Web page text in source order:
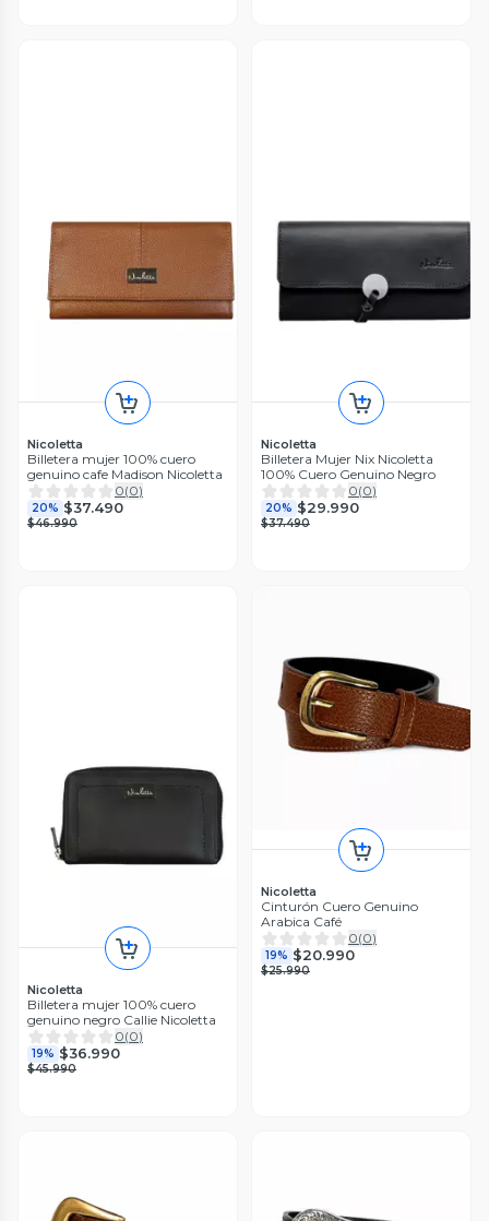
Nicoletta
Billetera mujer 100% cuero
genuino cafe Madison Nicoletta
0(0)
20% $37.490
$46.990
Nicoletta
Billetera Mujer Nix Nicoletta
100% Cuero Genuino Negro
0(0)
20% $29.990
$37.490
Nicoletta
Billetera mujer 100% cuero
genuino negro Callie Nicoletta
0(0)
19% $36.990
$45.990
Nicoletta
Cinturón Cuero Genuino
Arabica Café
0(0)
19% $20.990
$25.990